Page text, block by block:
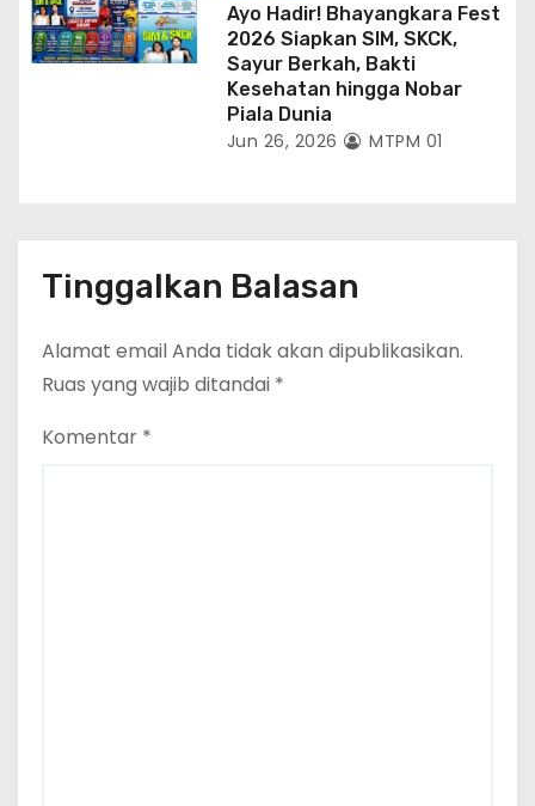
Ayo Hadir! Bhayangkara Fest
2026 Siapkan SIM, SKCK,
Sayur Berkah, Bakti
Kesehatan hingga Nobar
Piala Dunia
Jun 26, 2026 MTPM 01
Tinggalkan Balasan
Alamat email Anda tidak akan dipublikasikan.
Ruas yang wajib ditandai *
Komentar *